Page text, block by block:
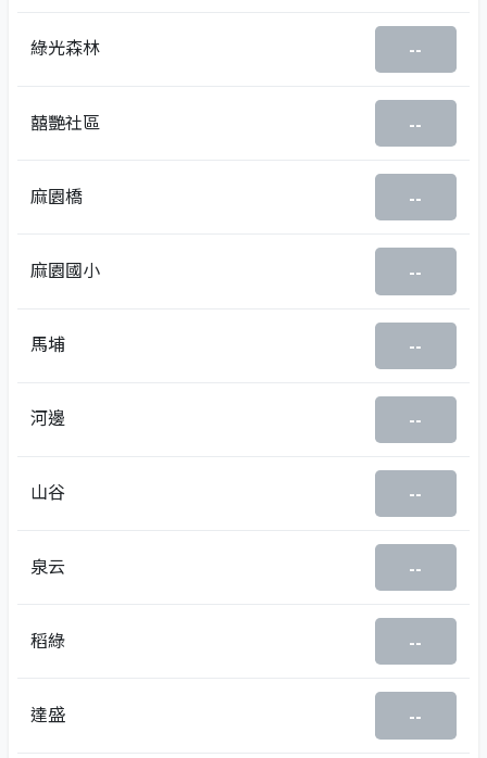
綠光森林 --
囍艷社區 --
麻園橋 --
麻園國小 --
馬埔 --
河邊 --
山谷 --
泉云 --
稻綠 --
達盛 --